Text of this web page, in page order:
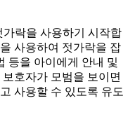
락을 사용하기 시작합
사용하여 젓가락을 잡
등을 아이에게 안내 및
호자가 모범을 보이면
사용할 수 있도록 유도